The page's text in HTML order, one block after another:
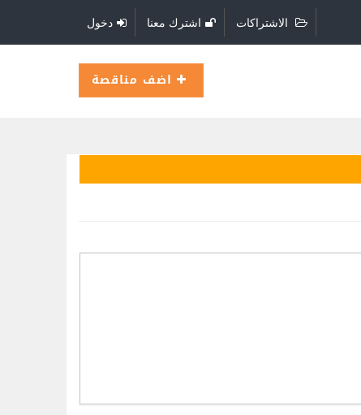
الاشتراكات اشترك معنا دخول
اضف مناقصة